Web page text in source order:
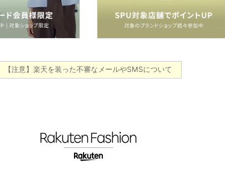
【注意】楽天を装った不審なメールやSMSについて